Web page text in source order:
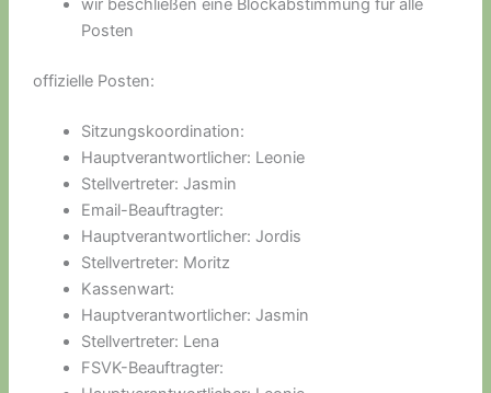
wir beschließen eine Blockabstimmung für alle
Posten
offizielle Posten:
Sitzungskoordination:
Hauptverantwortlicher: Leonie
Stellvertreter: Jasmin
Email-Beauftragter:
Hauptverantwortlicher: Jordis
Stellvertreter: Moritz
Kassenwart:
Hauptverantwortlicher: Jasmin
Stellvertreter: Lena
FSVK-Beauftragter: